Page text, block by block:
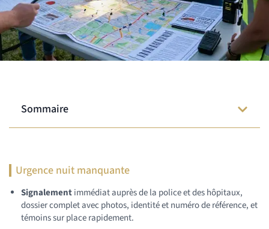
Sommaire
Urgence nuit manquante
Signalementimmédiat auprès de la police et des hôpitaux,
dossier complet avec photos, identité et numéro de référence, et
témoins sur place rapidement.